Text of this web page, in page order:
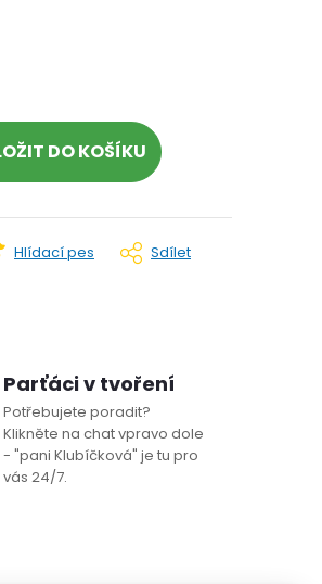
DO KOŠÍKU
Hlídací pes Sdílet
Parťáci v tvoření
Potřebujete poradit?
Klikněte na chat vpravo dole
- "pani Klubíčková" je tu pro
vás 24/7.